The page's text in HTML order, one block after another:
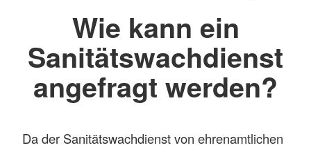
Wie kann ein
Sanitätswachdienst
angefragt werden?
Da der Sanitätswachdienst von ehrenamtlichen